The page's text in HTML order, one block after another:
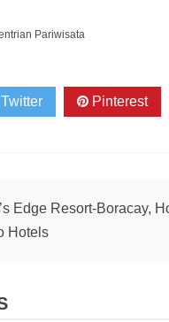
Pariwisata
Twitter Pinterest
Edge Resort-Boracay,
Hotels